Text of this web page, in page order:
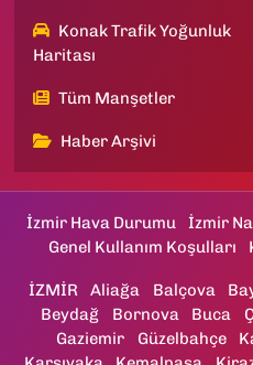
Konak Trafik Yoğunluk
Haritası
Tüm Manşetler
Haber Arşivi
İzmir Hava Durumu İzmir
Genel Kullanım Koşulları
İZMİR Aliağa Balçova
Beydağ
Bornova Buca
Gaziemir
Güzelbahçe